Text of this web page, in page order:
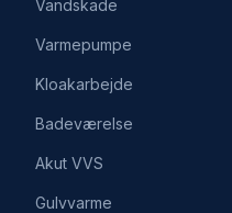
Vandskade
Varmepumpe
Kloakarbejde
Badeværelse
Akut VVS
Gulvvarme